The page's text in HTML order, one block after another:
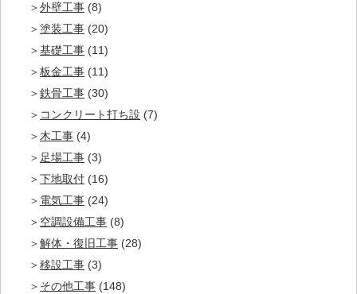
外壁工事 (8)
塗装工事 (20)
基礎工事 (11)
板金工事 (11)
鉄骨工事 (30)
コンクリート打ち設 (7)
木工事 (4)
足場工事 (3)
下地取付 (16)
電気工事 (24)
空調設備工事 (8)
解体・復旧工事 (28)
移設工事 (3)
その他工事 (148)